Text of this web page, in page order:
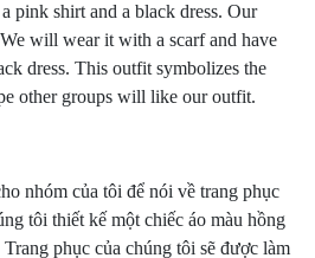
pink shirt and a black dress. Our
will wear it with a scarf and have
dress. This outfit symbolizes the
other groups will like our outfit.
nhóm của tôi để nói về trang phục
tôi thiết kế một chiếc áo màu hồng
phục của chúng tôi sẽ được làm